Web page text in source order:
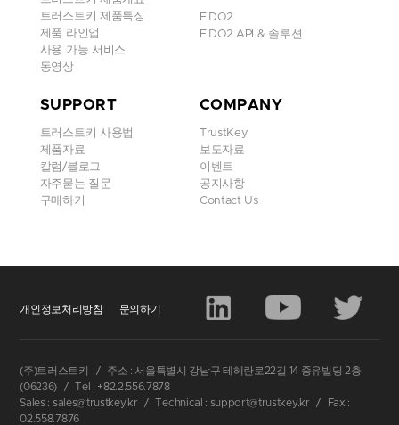
트러스트키 제품특징
제품 라인업
사용 가능 서비스
동영상
FIDO2
FIDO2 API & 솔루션
SUPPORT
트러스트키 사용법
제품자료
칼럼/블로그
자주묻는 질문
구매하기
COMPANY
TrustKey
보도자료
이벤트
공지사항
Contact Us
개인정보처리방침 문의하기
(주)트러스트키 /
주소 : 서울특별시 강남구 테헤란로22길 14 중유빌딩 2층
(06236)
/
Tel : +82.2.556.7878
Sales : sales@trustkey.kr
/ Technical : support@trustkey.kr /
Fax :
02.558.7876